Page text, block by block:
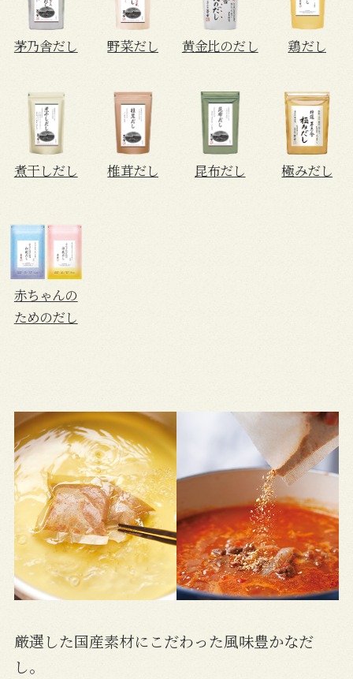
茅乃舎だし 野菜だし 黄金比のだし 鶏だし
煮干しだし 椎茸だし 昆布だし 極みだし
赤ちゃんの
ためのだし
厳選した国産素材にこだわった風味豊かなだ
し。